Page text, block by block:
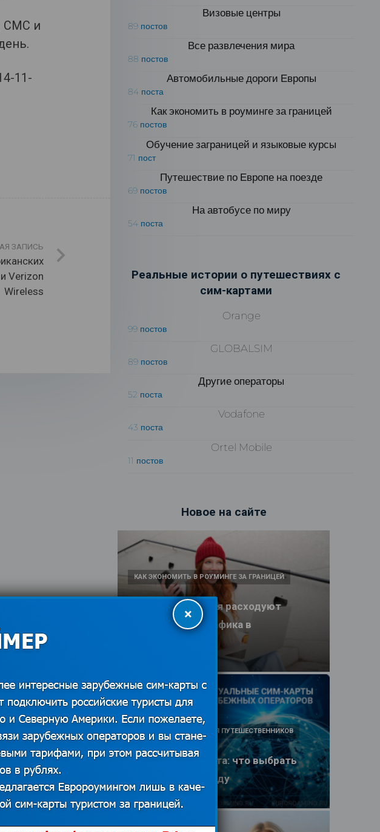
СМС и
11-
ЗАПИСЬ
Verizon
Wireless
Визовые центры
89 постов
Все развлечения мира
88 постов
Автомобильные дороги Европы
84 поста
Как экономить в роуминге за границей
76 постов
Обучение заграницей и языковые курсы
71 пост
Путешествие по Европе на поезде
69 постов
На автобусе по миру
54 поста
Реальные истории о путешествиях с
сим-картами
Orange
99 постов
GLOBALSIM
89 постов
Другие операторы
52 поста
Vodafone
43 поста
Ortel Mobile
11 постов
Новое на сайте
Какие приложения расходуют
больше всего трафика в
КАК ЭКОНОМИТЬ В РОУМИНГЕ ЗА ГРАНИЦЕЙ
eSIM или SIM-карта: что выбрать
туристу в 2026 году
ПОЛЕЗНЫЕ ОБЗОРЫ ДЛЯ ПУТЕШЕСТВЕННИКОВ
25.06.2026
×